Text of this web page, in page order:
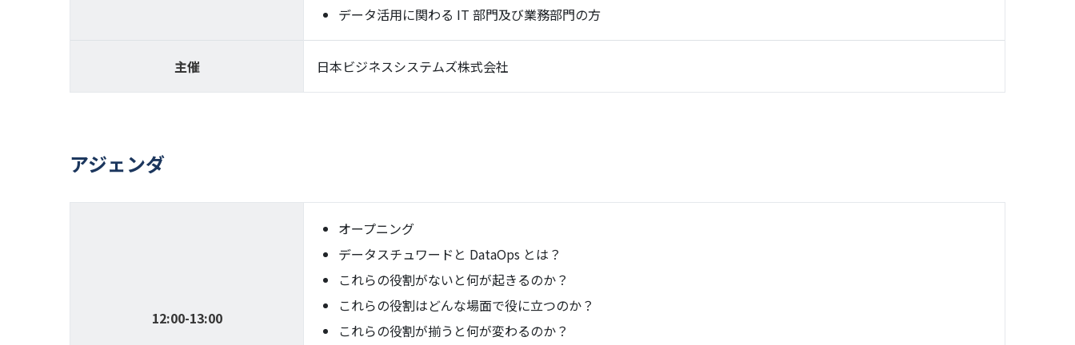
データ活用に関わる IT 部門及び業務部門の方
主催 日本ビジネスシステムズ株式会社
アジェンダ
12:00-13:00
オープニング
データスチュワードと DataOps とは？
これらの役割がないと何が起きるのか？
これらの役割はどんな場面で役に立つのか？
これらの役割が揃うと何が変わるのか？